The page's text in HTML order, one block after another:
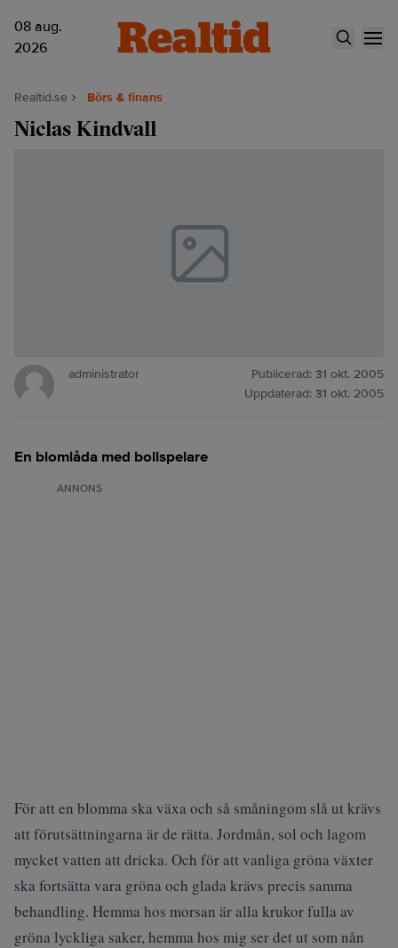
08 aug.
2026
Realtid.se Börs & finans
Niclas Kindvall
administrator Publicerad: 31 okt. 2005
Uppdaterad: 31 okt. 2005
En blomlåda med bollspelare
ANNONS
För att en blomma ska växa och så småningom slå ut krävs
att förutsättningarna är de rätta. Jordmån, sol och lagom
mycket vatten att dricka. Och för att vanliga gröna växter
ska fortsätta vara gröna och glada krävs precis samma
behandling. Hemma hos morsan är alla krukor fulla av
gröna lyckliga saker, hemma hos mig ser det ut som nån